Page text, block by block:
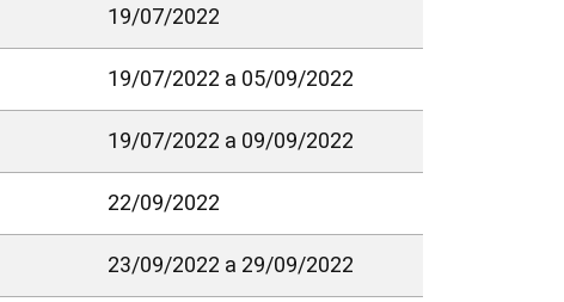
19/07/2022
19/07/2022 a 05/09/2022
19/07/2022 a 09/09/2022
22/09/2022
23/09/2022 a 29/09/2022